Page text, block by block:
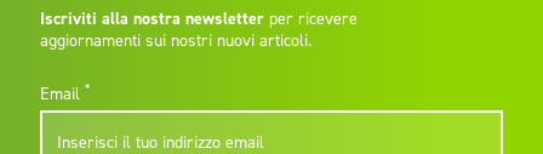
Iscriviti alla nostra newsletterper ricevere
aggiornamenti sui nostri nuovi articoli.
Email *